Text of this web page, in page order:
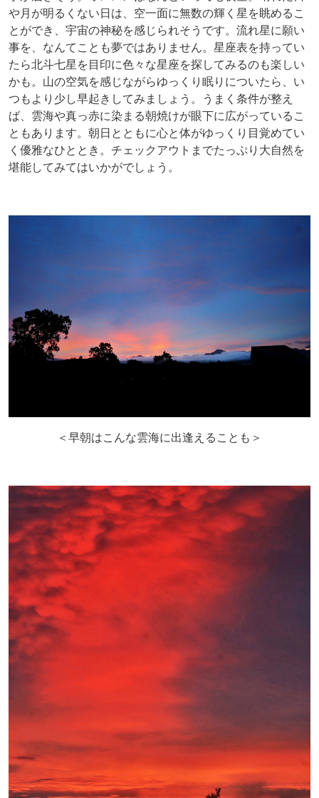
や月が明るくない日は、空一面に無数の輝く星を眺めるこ
とができ、宇宙の神秘を感じられそうです。流れ星に願い
事を、なんてことも夢ではありません。星座表を持ってい
たら北斗七星を目印に色々な星座を探してみるのも楽しい
かも。山の空気を感じながらゆっくり眠りについたら、い
つもより少し早起きしてみましょう。うまく条件が整え
ば、雲海や真っ赤に染まる朝焼けが眼下に広がっているこ
ともあります。朝日とともに心と体がゆっくり目覚めてい
く優雅なひととき。チェックアウトまでたっぷり大自然を
堪能してみてはいかがでしょう。
＜早朝はこんな雲海に出逢えることも＞